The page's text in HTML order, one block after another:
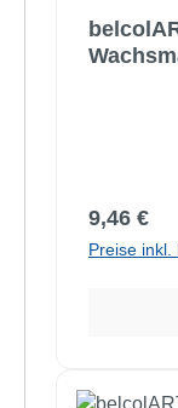
9,46 €
Preise inkl.